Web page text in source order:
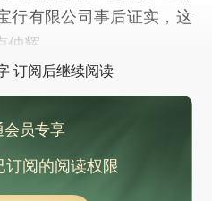
行有限公司事后证实，这
辉。
订阅后继续阅读
会员专享
阅的阅读权限